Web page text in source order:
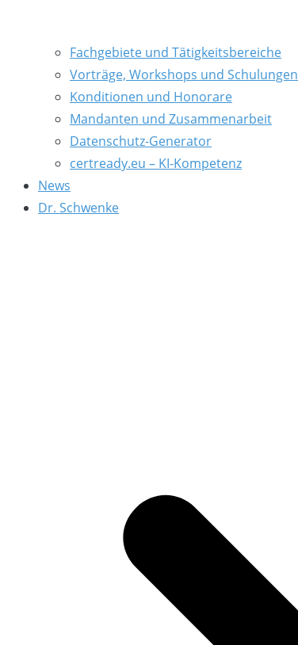
Fachgebiete und Tätigkeitsbereiche
Vorträge, Workshops und Schulungen
Konditionen und Honorare
Mandanten und Zusammenarbeit
Datenschutz-Generator
certready.eu – KI-Kompetenz
News
Dr. Schwenke